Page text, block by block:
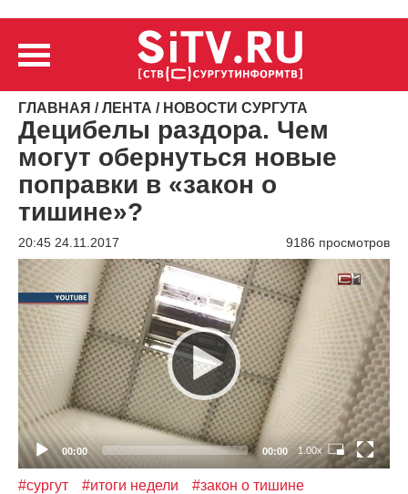
ГЛАВНАЯ /ЛЕНТА / НОВОСТИ СУРГУТА
Децибелы раздора. Чем
могут обернуться новые
поправки в «закон о
тишине»?
20:45 24.11.2017 9186 просмотров
Видеоплеер
00:00 00:00 1.00x
#сургут #итоги недели #закон о тишине